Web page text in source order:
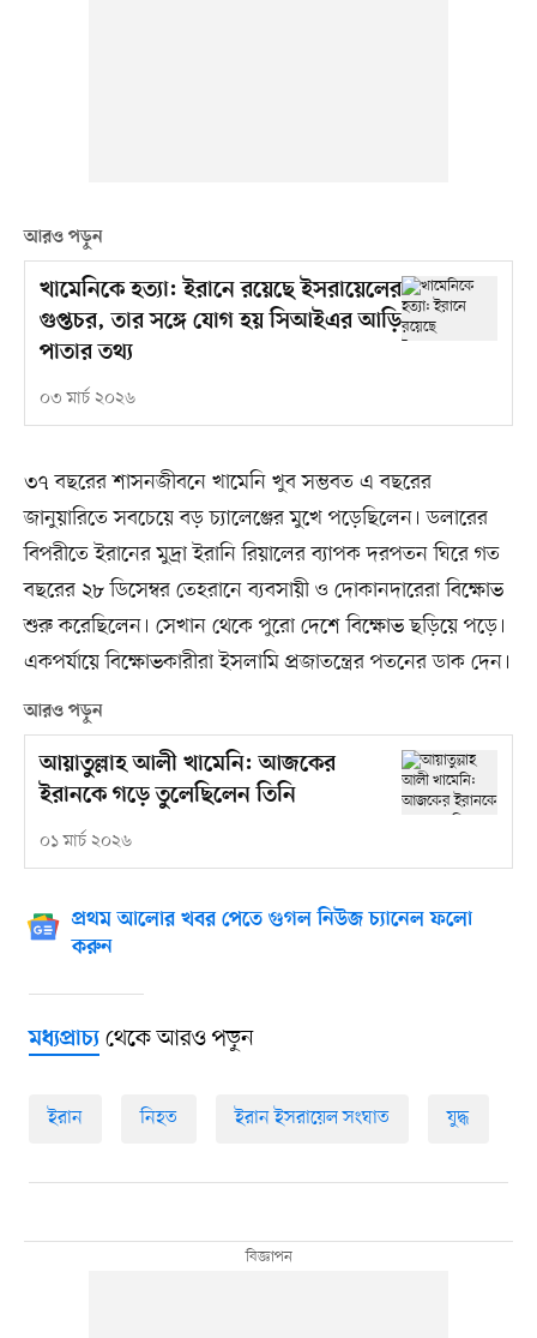
আরও পড়ুন
খামেনিকে হত্যা: ইরানে রয়েছে ইসরায়েলের
গুপ্তচর, তার সঙ্গে যোগ হয় সিআইএর আড়ি
পাতার তথ্য
০৩ মার্চ ২০২৬
৩৭ বছরের শাসনজীবনে খামেনি খুব সম্ভবত এ বছরের
জানুয়ারিতে সবচেয়ে বড় চ্যালেঞ্জের মুখে পড়েছিলেন। ডলারের
বিপরীতে ইরানের মুদ্রা ইরানি রিয়ালের ব্যাপক দরপতন ঘিরে গত
বছরের ২৮ ডিসেম্বর তেহরানে ব্যবসায়ী ও দোকানদারেরা বিক্ষোভ
শুরু করেছিলেন। সেখান থেকে পুরো দেশে বিক্ষোভ ছড়িয়ে পড়ে।
একপর্যায়ে বিক্ষোভকারীরা ইসলামি প্রজাতন্ত্রের পতনের ডাক দেন।
আরও পড়ুন
আয়াতুল্লাহ আলী খামেনি: আজকের
ইরানকে গড়ে তুলেছিলেন তিনি
০১ মার্চ ২০২৬
প্রথম আলোর খবর পেতে গুগল নিউজ চ্যানেল ফলো
করুন
মধ্যপ্রাচ্যথেকে আরও পড়ুন
ইরান নিহত ইরান ইসরায়েল সংঘাত যুদ্ধ